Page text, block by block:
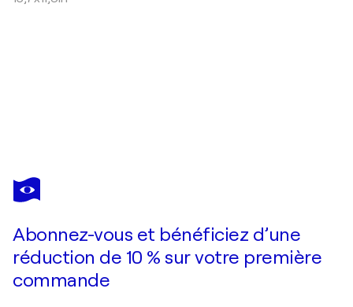
MARÍA
BURGAZ
Je passe commande
Abonnez-vous et bénéficiez d’une
réduction de 10 % sur votre première
commande